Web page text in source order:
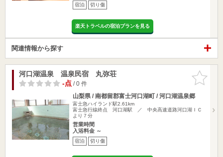
宿泊 切り傷
楽天トラベルの宿泊プランを見る
関連情報から探す
お気に入
りに追加
河口湖温泉 温泉民宿 丸弥荘
-点/ 0 件
山梨県 / 南都留郡富士河口湖町 / 河口湖温泉郷
富士急ハイランド駅2.61km
富士急行線終点 河口湖駅 ／ 中央高速道路河口湖ＩＣ
より７分
営業時間
入浴料金 ～
宿泊 切り傷